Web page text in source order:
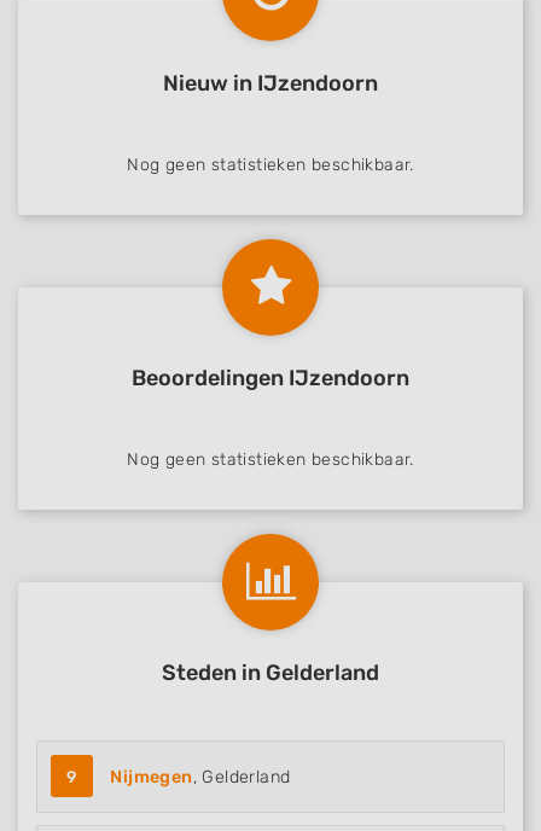
Nieuw in IJzendoorn
Nog geen statistieken beschikbaar.
Beoordelingen IJzendoorn
Nog geen statistieken beschikbaar.
Steden in Gelderland
9 Nijmegen, Gelderland